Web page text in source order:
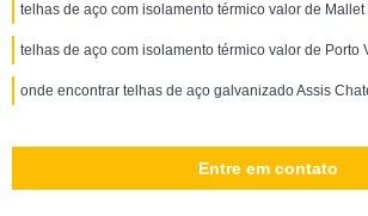
telhas de aço com isolamento térmico valor de Mallet
telhas de aço com isolamento térmico valor de Porto
onde encontrar telhas de aço galvanizado Assis
Entre em contato